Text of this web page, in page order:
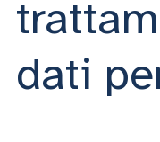
dati